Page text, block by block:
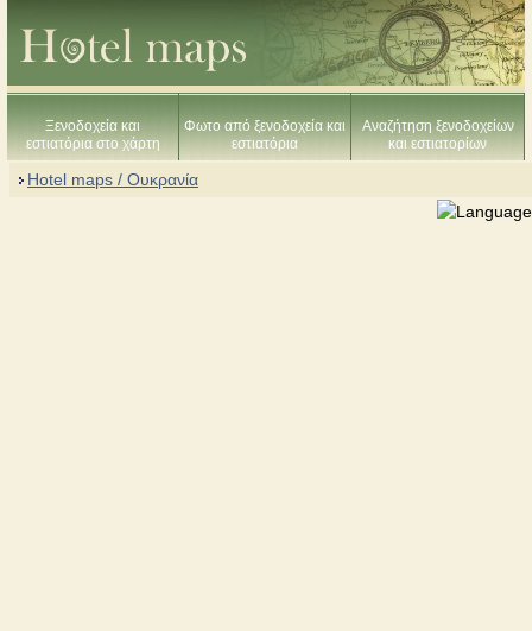
Ξενοδοχεία και
εστιατόρια στο χάρτη
Φωτο από ξενοδοχεία και
εστιατόρια
Αναζήτηση ξενοδοχείων
και εστιατορίων
Hotel maps / Ουκρανία